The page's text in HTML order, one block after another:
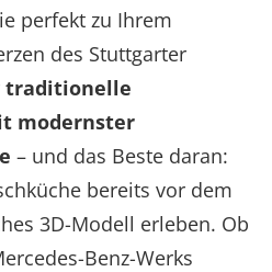
perfekt zu Ihrem
des Stuttgarter
traditionelle
modernster
– und das Beste daran:
bereits vor dem
3D-Modell erleben. Ob
Benz-Werks